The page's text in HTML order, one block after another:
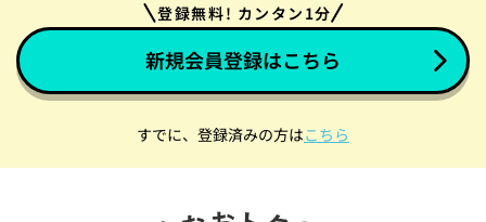
登録無料! カンタン1分
新規会員登録はこちら
すでに、登録済みの方はこちら